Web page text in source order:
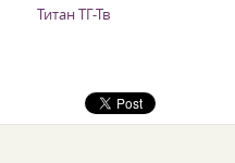
Титан ТГ-Тв